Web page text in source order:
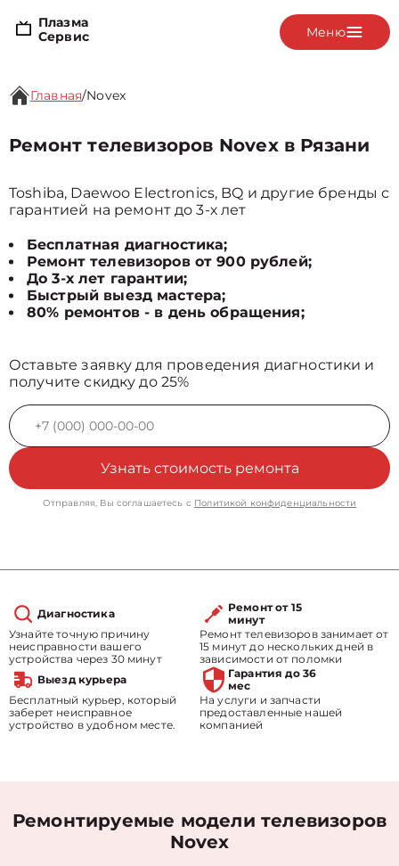
Плазма
Сервис
Меню
Главная/Novex
Ремонт телевизоров Novex в Рязани
Toshiba, Daewoo Electronics, BQ и другие бренды с
гарантией на ремонт до 3-х лет
Бесплатная диагностика;
Ремонт телевизоров от 900 рублей;
До 3-х лет гарантии;
Быстрый выезд мастера;
80% ремонтов - в день обращения;
Оставьте заявку для проведения диагностики и
получите скидку до 25%
Узнать стоимость ремонта
Отправляя, Вы соглашаетесь с Политикой конфиденциальности
Диагностика
Узнайте точную причину
неисправности вашего
устройства через 30 минут
Ремонт от 15
минут
Ремонт телевизоров занимает от
15 минут до нескольких дней в
зависимости от поломки
Выезд курьера
Бесплатный курьер, который
заберет неисправное
устройство в удобном месте.
Гарантия до 36
мес
На услуги и запчасти
предоставленные нашей
компанией
Ремонтируемые модели телевизоров
Novex